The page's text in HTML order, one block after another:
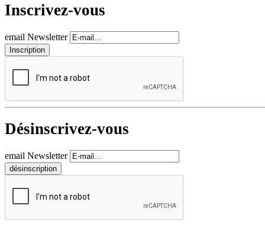
Inscrivez-vous
email Newsletter
Désinscrivez-vous
email Newsletter